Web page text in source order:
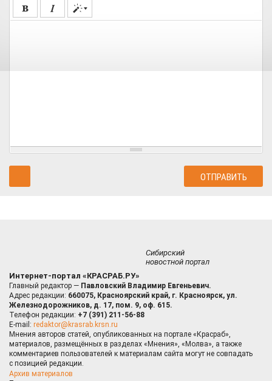
Сибирский
новостной портал
Интернет-портал «КРАСРАБ.РУ»
Главный редактор — Павловский Владимир Евгеньевич.
Адрес редакции: 660075, Красноярский край, г. Красноярск, ул.
Железнодорожников, д. 17, пом. 9, оф. 615.
Телефон редакции: +7 (391) 211-56-88
E-mail: redaktor@krasrab.krsn.ru
Мнения авторов статей, опубликованных на портале «Красраб»,
материалов, размещённых в разделах «Мнения», «Молва», а также
комментариев пользователей к материалам сайта могут не совпадать
с позицией редакции.
Архив материалов